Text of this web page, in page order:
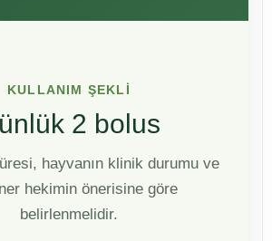
KULLANIM ŞEKLİ
2 bolus
hayvanın klinik durumu ve
hekimin önerisine göre
belirlenmelidir.